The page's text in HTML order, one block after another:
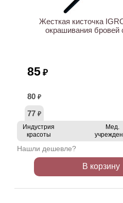
Жесткая кисточка
окрашивания бровей
85 ₽
80 ₽
77 ₽
Индустрия
красоты
Мед.
Нашли дешевле?
В корзину